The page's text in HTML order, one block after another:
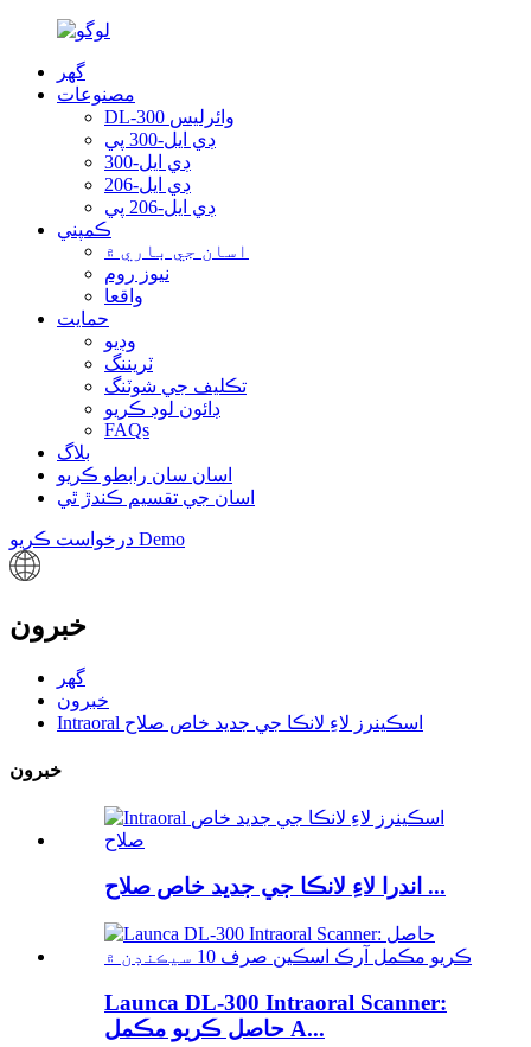
گهر
مصنوعات
DL-300 وائرليس
ڊي ايل-300 پي
ڊي ايل-300
ڊي ايل-206
ڊي ايل-206 پي
ڪمپني
اسان جي باري ۾
نيوز روم
واقعا
حمايت
وڊيو
ٽريننگ
تڪليف جي شوٽنگ
ڊائون لوڊ ڪريو
FAQs
بلاگ
اسان سان رابطو ڪريو
اسان جي تقسيم ڪندڙ ٿي
درخواست ڪريو Demo
خبرون
گهر
خبرون
Intraoral اسڪينرز لاءِ لانڪا جي جديد خاص صلاح
خبرون
اندرا لاءِ لانڪا جي جديد خاص صلاح ...
Launca DL-300 Intraoral Scanner:
حاصل ڪريو مڪمل A...